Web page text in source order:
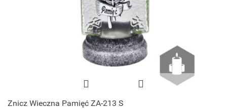
Znicz Wieczna Pamięć ZA-213 S